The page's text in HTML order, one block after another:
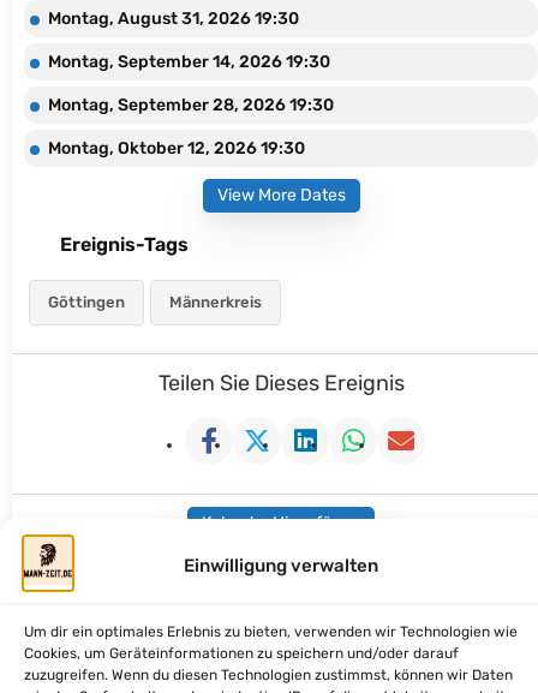
Einwilligung verwalten
Um dir ein optimales Erlebnis zu bieten, verwenden wir Technologien wie
Cookies, um Geräteinformationen zu speichern und/oder darauf
zuzugreifen. Wenn du diesen Technologien zustimmst, können wir Daten
Montag, August 31, 2026 19:30
Montag, September 14, 2026 19:30
Montag, September 28, 2026 19:30
Montag, Oktober 12, 2026 19:30
View More Dates
Ereignis-Tags
Göttingen Männerkreis
Teilen Sie Dieses Ereignis
Kalender Hinzufügen
mann-zeit.de - Zeit fuer Dich, Mann